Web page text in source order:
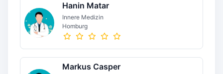
Hanin Matar
Innere Medizin
Homburg
Markus Casper